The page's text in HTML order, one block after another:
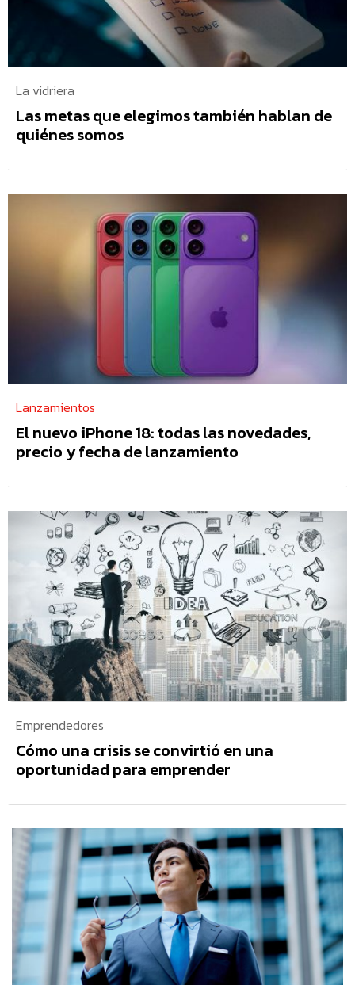
La vidriera
Las metas que elegimos también hablan de
quiénes somos
Lanzamientos
El nuevo iPhone 18: todas las novedades,
precio y fecha de lanzamiento
Emprendedores
Cómo una crisis se convirtió en una
oportunidad para emprender